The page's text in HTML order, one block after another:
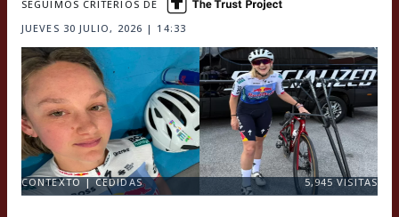
JUEVES 30 JULIO, 2026 | 14:33
SEGUIMOS CRITERIOS DE
CONTEXTO | CEDIDAS 5,945 VISITAS